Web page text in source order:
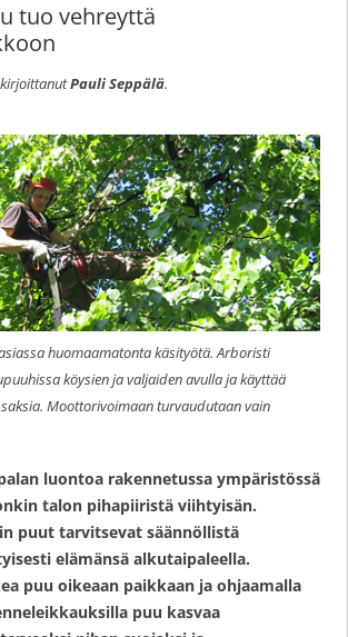
tuo vehreyttä
Pauli Seppälä.
huomaamatonta käsityötä. Arboristi
köysien ja valjaiden avulla ja käyttää
Moottorivoimaan turvaudutaan vain
luontoa rakennetussa ympäristössä
talon pihapiiristä viihtyisän.
puut tarvitsevat säännöllistä
elämänsä alkutaipaleella.
puu oikeaan paikkaan ja ohjaamalla
puu kasvaa